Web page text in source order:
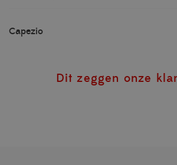
Capezio
Dit zeggen onze